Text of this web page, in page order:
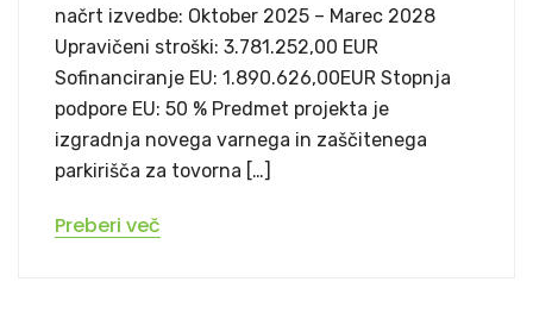
načrt izvedbe: Oktober 2025 – Marec 2028
Upravičeni stroški: 3.781.252,00 EUR
Sofinanciranje EU: 1.890.626,00EUR Stopnja
podpore EU: 50 % Predmet projekta je
izgradnja novega varnega in zaščitenega
parkirišča za tovorna […]
Preberi več